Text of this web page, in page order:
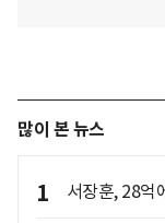
많이 본 뉴스
1 서장훈, 28억